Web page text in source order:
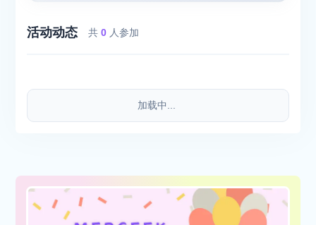
活动动态 共0 人参加
加载中...